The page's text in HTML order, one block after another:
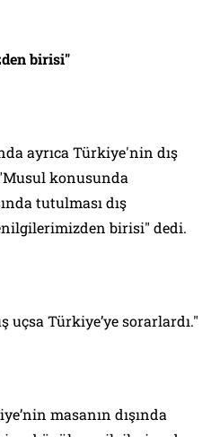
birisi"
ayrıca Türkiye'nin dış
konusunda
tutulması dış
birisi" dedi.
uçsa Türkiye’ye sorarlardı."
masanın dışında